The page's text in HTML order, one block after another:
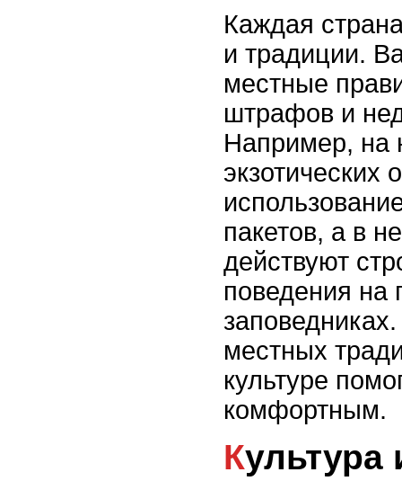
Каждая
и традиции.
местные
штрафов и
Например, на
экзотических
пакетов, а в
действуют
поведения на
местных
культуре
комфортным.
Культура и традиции: